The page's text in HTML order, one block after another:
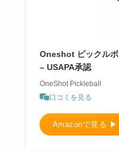
Oneshot ピックル
– USAPA承認
OneShot Pickleball
口コミを見る
Amazonで見る ▶︎